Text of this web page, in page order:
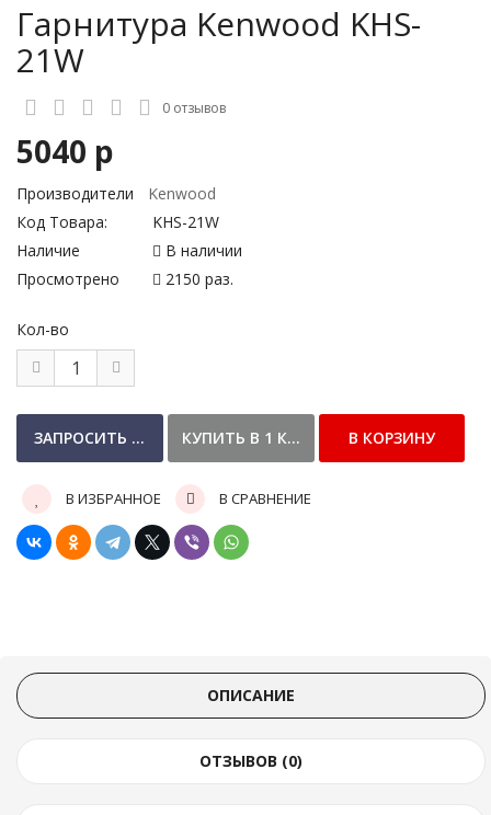
Гарнитура Kenwood KHS-
21W
0 отзывов
5040 р
Производители
Kenwood
Код Товара:
KHS-21W
Наличие
В наличии
Просмотрено
2150 раз.
Кол-во
В ИЗБРАННОЕ В СРАВНЕНИЕ
ОПИСАНИЕ
ОТЗЫВОВ (0)